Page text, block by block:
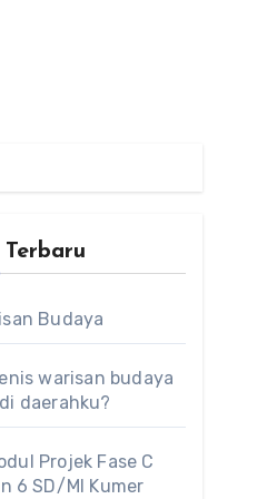
Terbaru
Budaya
warisan budaya
daerahku?
Projek Fase C
6 SD/MI Kumer